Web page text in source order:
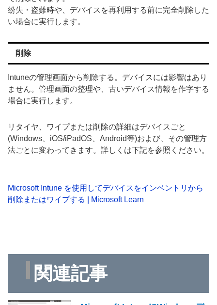
紛失・盗難時や、デバイスを再利用する前に完全削除した
い場合に実行します。
削除
Intuneの管理画面から削除する。デバイスには影響はあり
ません。管理画面の整理や、古いデバイス情報を作字する
場合に実行します。
リタイヤ、ワイプまたは削除の詳細はデバイスごと
(Windows、iOS/iPadOS、Android等)および、その管理方
法ごとに変わってきます。詳しくは下記を参照ください。
Microsoft Intune を使用してデバイスをインベントリから
削除またはワイプする | Microsoft Learn
関連記事